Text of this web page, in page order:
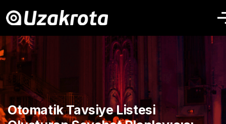
Otomatik Tavsiye Listesi